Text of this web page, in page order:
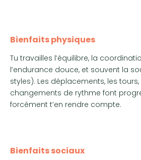
Bienfaits physiques
Tu travailles l’équilibre, la
l’endurance douce, et souvent la
styles). Les déplacements, les
changements de rythme font
forcément t’en rendre compte.
Bienfaits sociaux